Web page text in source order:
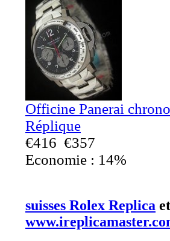
Officine Panerai
Réplique
€416 €357
Economie : 14%
suisses Rolex Replica